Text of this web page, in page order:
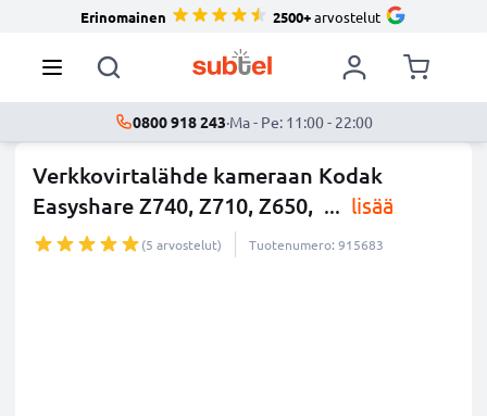
Erinomainen 2500+arvostelut
0800 918 243·Ma - Pe: 11:00 - 22:00
Verkkovirtalähde kameraan Kodak
Easyshare Z740, Z710, Z650, ... lisää
(5 arvostelut) Tuotenumero: 915683